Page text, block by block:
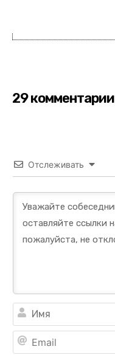
29 комментарии
Отслеживать